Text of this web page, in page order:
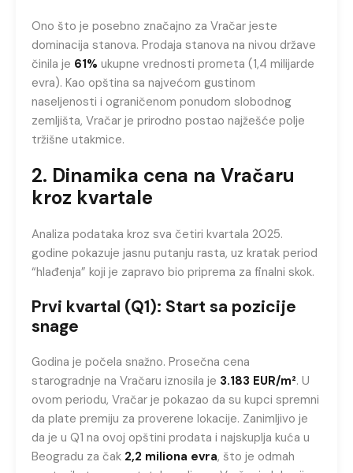
Ono što je posebno značajno za Vračar jeste
dominacija stanova. Prodaja stanova na nivou države
činila je 61% ukupne vrednosti prometa (1,4 milijarde
evra). Kao opština sa najvećom gustinom
naseljenosti i ograničenom ponudom slobodnog
zemljišta, Vračar je prirodno postao najžešće polje
tržišne utakmice.
2. Dinamika cena na Vračaru
kroz kvartale
Analiza podataka kroz sva četiri kvartala 2025.
godine pokazuje jasnu putanju rasta, uz kratak period
“hlađenja” koji je zapravo bio priprema za finalni skok.
Prvi kvartal (Q1): Start sa pozicije
snage
Godina je počela snažno. Prosečna cena
starogradnje na Vračaru iznosila je 3.183 EUR/m². U
ovom periodu, Vračar je pokazao da su kupci spremni
da plate premiju za proverene lokacije. Zanimljivo je
da je u Q1 na ovoj opštini prodata i najskuplja kuća u
Beogradu za čak 2,2 miliona evra, što je odmah